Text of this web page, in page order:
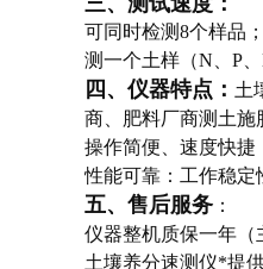
可同时检测8个样品；
测一个土样（N、P
四、仪器特点： 土
商、肥料厂商测土施
操作简便、速度快捷
性能可靠：工作稳定
五、售后服务 ：
仪器整机质保一年（
土壤养分速测仪*提